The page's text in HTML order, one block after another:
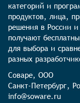
категорий и
продуктов, лица,
решения в России
получают
для выбора и
разных
Соваре, ООО
Санкт-Петербург,
info@soware.ru